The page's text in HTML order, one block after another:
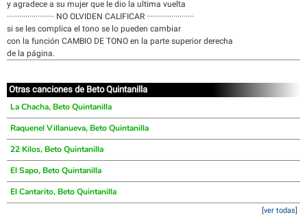
y agradece a su mujer que le dio la ultima vuelta
······················· NO OLVIDEN CALIFICAR ·······················
si se les complica el tono se lo pueden cambiar
con la función CAMBIO DE TONO en la parte superior derecha
de la página.
Otras canciones de Beto Quintanilla
La Chacha, Beto Quintanilla
Raquenel Villanueva, Beto Quintanilla
22 Kilos, Beto Quintanilla
El Sapo, Beto Quintanilla
El Cantarito, Beto Quintanilla
[ver todas]